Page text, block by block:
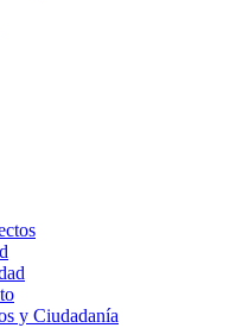
y Ciudadanía